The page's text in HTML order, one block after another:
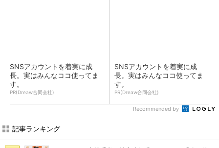
SNSアカウントを着実に成
長。実はみんなココ使ってま
す。
PR(Dreaw合同会社)
SNSアカウントを着実に成
長。実はみんなココ使ってま
す。
PR(Dreaw合同会社)
Recommended by
記事ランキング